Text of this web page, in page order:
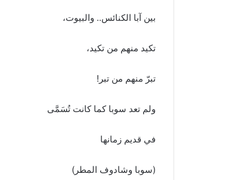
بين آبا الكنائس.. والبيوت،
تكيد منهم من تكيد،
تبرّ منهم من تبر!
ولم تعد سوبا كما كانت تُسَمَّى
في قديم زمانها
(سوبا وشادوف المطر)